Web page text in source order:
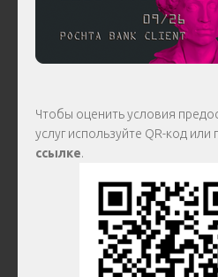
Чтобы оценить условия
услуг используйте QR-код или
ссылке.